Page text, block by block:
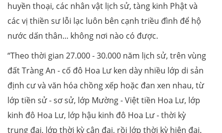
huyền thoại, các nhân vật lịch sử, tàng kinh Phật và
các vị thiền sư lỗi lạc luôn bên cạnh triều đình để hộ
nước dấn thân... không nơi nào có được.
“Theo thời gian 27.000 - 30.000 năm lịch sử, trên vùng
đất Tràng An - cố đô Hoa Lư ken dày nhiều lớp di sản
định cư và văn hóa chồng xếp hoặc đan xen nhau, từ
lớp tiền sử - sơ sử, lớp Mường - Việt tiền Hoa Lư, lớp
kinh đô Hoa Lư, lớp hậu kinh đô Hoa Lư - thời kỳ
trung đại, lớp thời kỳ cận đại, rồi lớp thời kỳ hiện đại.